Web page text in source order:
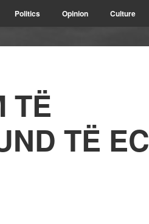
Politics Opinion Culture
TË
TË